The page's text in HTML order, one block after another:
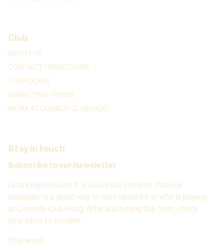
Club
ABOUT US
CONTACT / DIRECTIONS
THE ROOMS
MARKETING / PRESS
WORK AT COMEDY CLUB HAUG
Stay in touch
Subscribe to our Newsletter
Let’s keep in touch. If you love live comedy, then our
mailinglist is a great way to stay updated on who is playing
at Comedy Club Haug. After submitting this form, check
your inbox to confirm.
Your email :